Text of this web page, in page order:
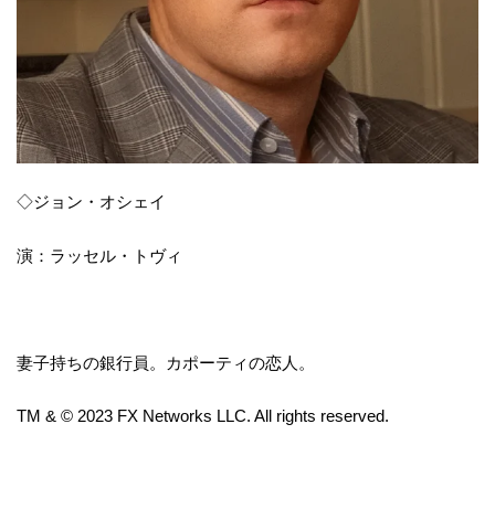
◇ジョン・オシェイ
演：ラッセル・トヴィ
妻子持ちの銀行員。カポーティの恋人。
TM & © 2023 FX Networks LLC. All rights reserved.